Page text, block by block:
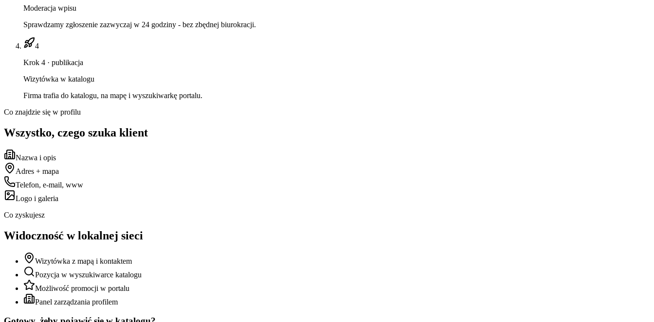
Moderacja wpisu
Sprawdzamy zgłoszenie zazwyczaj w 24 godziny - bez zbędnej biurokracji.
4
Krok 4 · publikacja
Wizytówka w katalogu
Firma trafia do katalogu, na mapę i wyszukiwarkę portalu.
Co znajdzie się w profilu
Wszystko, czego szuka klient
Nazwa i opis
Adres + mapa
Telefon, e-mail, www
Logo i galeria
Co zyskujesz
Widoczność w lokalnej sieci
Wizytówka z mapą i kontaktem
Pozycja w wyszukiwarce katalogu
Możliwość promocji w portalu
Panel zarządzania profilem